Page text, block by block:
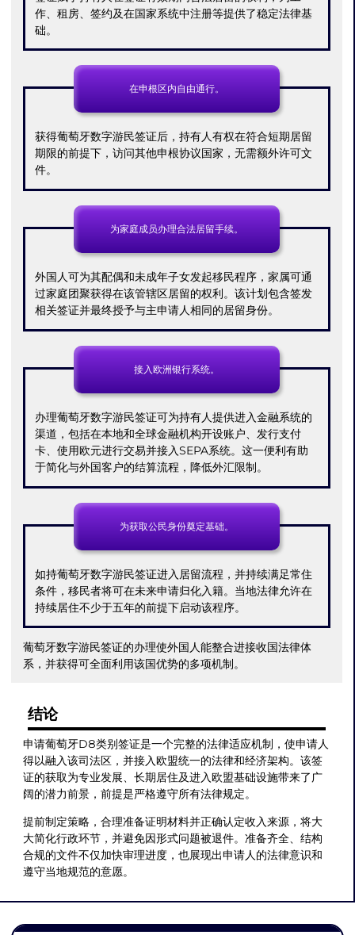
作、租房、签约及在国家系统中注册等提供了稳定法律基
础。
在申根区内自由通行。
获得葡萄牙数字游民签证后，持有人有权在符合短期居留
期限的前提下，访问其他申根协议国家，无需额外许可文
件。
为家庭成员办理合法居留手续。
外国人可为其配偶和未成年子女发起移民程序，家属可通
过家庭团聚获得在该管辖区居留的权利。该计划包含签发
相关签证并最终授予与主申请人相同的居留身份。
接入欧洲银行系统。
办理葡萄牙数字游民签证可为持有人提供进入金融系统的
渠道，包括在本地和全球金融机构开设账户、发行支付
卡、使用欧元进行交易并接入SEPA系统。这一便利有助
于简化与外国客户的结算流程，降低外汇限制。
为获取公民身份奠定基础。
如持葡萄牙数字游民签证进入居留流程，并持续满足常住
条件，移民者将可在未来申请归化入籍。当地法律允许在
持续居住不少于五年的前提下启动该程序。
葡萄牙数字游民签证的办理使外国人能整合进接收国法律体
系，并获得可全面利用该国优势的多项机制。
结论
申请葡萄牙D8类别签证是一个完整的法律适应机制，使申请人
得以融入该司法区，并接入欧盟统一的法律和经济架构。该签
证的获取为专业发展、长期居住及进入欧盟基础设施带来了广
阔的潜力前景，前提是严格遵守所有法律规定。
提前制定策略，合理准备证明材料并正确认定收入来源，将大
大简化行政环节，并避免因形式问题被退件。准备齐全、结构
合规的文件不仅加快审理进度，也展现出申请人的法律意识和
遵守当地规范的意愿。